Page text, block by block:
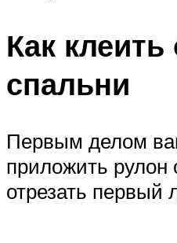
Как
спальни
Первым делом
приложить рулон
отрезать первый